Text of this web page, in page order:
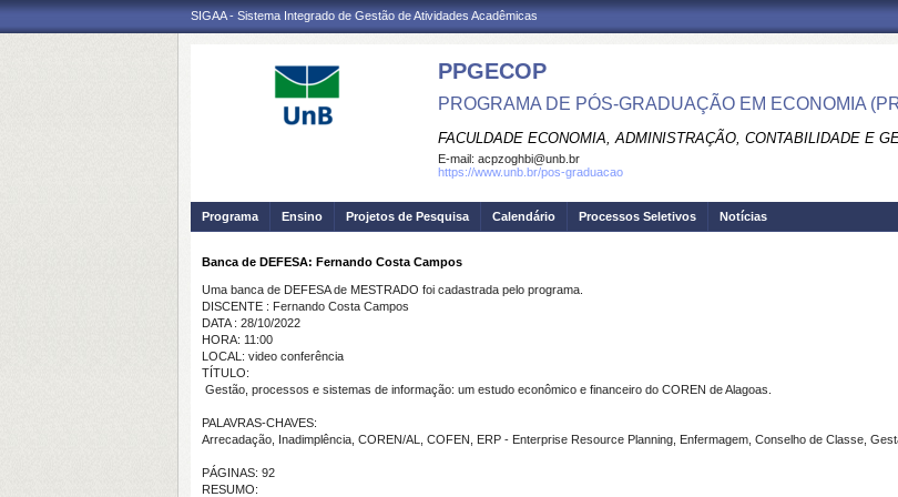
SIGAA - Sistema Integrado de Gestão de Atividades Acadêmicas
PPGECOP
PROGRAMA DE PÓS-GRADUAÇÃO EM ECONOMIA
FACULDADE ECONOMIA, ADMINISTRAÇÃO, CONTABILIDADE E
E-mail: acpzoghbi@unb.br
https://www.unb.br/pos-graduacao
Programa Ensino Projetos de Pesquisa Calendário Processos Seletivos Notícias
Banca de DEFESA: Fernando Costa Campos
Uma banca de DEFESA de MESTRADO foi cadastrada pelo programa.
DISCENTE : Fernando Costa Campos
DATA : 28/10/2022
HORA: 11:00
LOCAL: video conferência
TÍTULO:
Gestão, processos e sistemas de informação: um estudo econômico e financeiro do COREN de Alagoas.
PALAVRAS-CHAVES:
Arrecadação, Inadimplência, COREN/AL, COFEN, ERP - Enterprise Resource Planning, Enfermagem, Conselho de Classe,
PÁGINAS: 92
RESUMO: